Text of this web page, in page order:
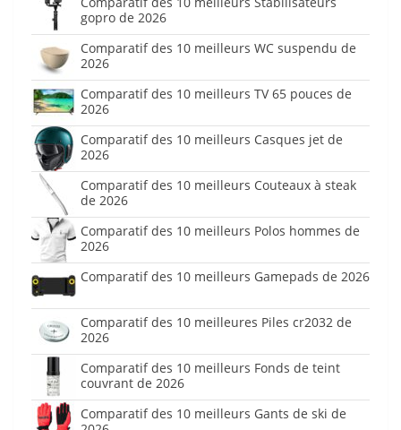
gopro de 2026
Comparatif des 10 meilleurs WC suspendu de
2026
Comparatif des 10 meilleurs TV 65 pouces de
2026
Comparatif des 10 meilleurs Casques jet de
2026
Comparatif des 10 meilleurs Couteaux à steak
de 2026
Comparatif des 10 meilleurs Polos hommes de
2026
Comparatif des 10 meilleurs Gamepads de 2026
Comparatif des 10 meilleures Piles cr2032 de
2026
Comparatif des 10 meilleurs Fonds de teint
couvrant de 2026
Comparatif des 10 meilleurs Gants de ski de